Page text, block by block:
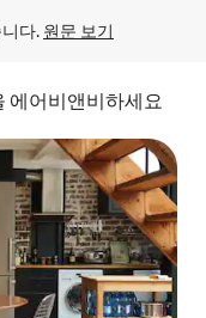
다. 원문 보기
에어비앤비하세요